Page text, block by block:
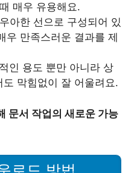
매우 유용해요.
아한 선으로 구성되어 있
우 만족스러운 결과를 제
인 용도 뿐만 아니라 상
막힘없이 잘 어울려요.
문서 작업의 새로운 가능